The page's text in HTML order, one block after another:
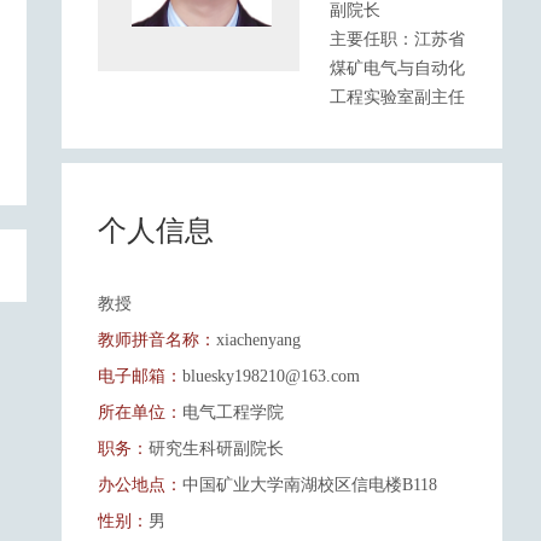
副院长
主要任职：江苏省
煤矿电气与自动化
工程实验室副主任
个人信息
教授
教师拼音名称： xiachenyang
电子邮箱： bluesky198210@163.com
所在单位： 电气工程学院
职务： 研究生科研副院长
办公地点： 中国矿业大学南湖校区信电楼B118
性别： 男